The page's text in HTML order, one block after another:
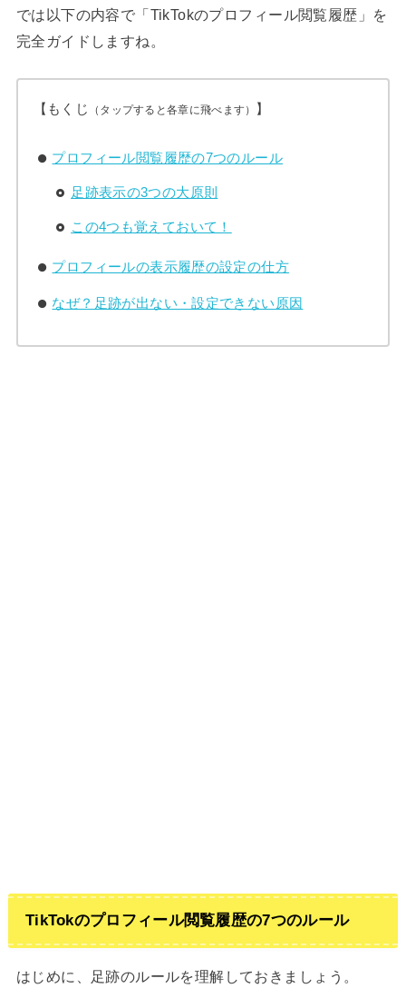
では以下の内容で「TikTokのプロフィール閲覧履歴」を
完全ガイドしますね。
【もくじ （タップすると各章に飛べます） 】
プロフィール閲覧履歴の7つのルール
足跡表示の3つの大原則
この4つも覚えておいて！
プロフィールの表示履歴の設定の仕方
なぜ？足跡が出ない・設定できない原因
TikTokのプロフィール閲覧履歴の7つのルール
はじめに、足跡のルールを理解しておきましょう。